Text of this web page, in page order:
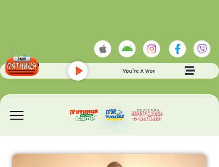
Play
BAD BOYS BLUE - You're A Woman